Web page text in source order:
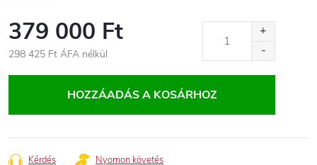
379 000 Ft
298 425 Ft ÁFA nélkül
HOZZÁADÁS A KOSÁRHOZ
Kérdés Nyomon követés